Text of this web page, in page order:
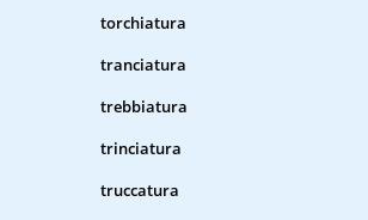
torchiatura
tranciatura
trebbiatura
trinciatura
truccatura